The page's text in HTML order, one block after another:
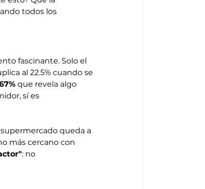
todos los
fascinante. Solo el
al 22.5% cuando se
que revela algo
sí es
queda a
más cercano con
: no